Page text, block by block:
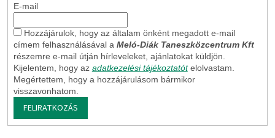
E-mail
Hozzájárulok, hogy az általam önként megadott e-mail
címem felhasználásával a Meló-Diák Taneszközcentrum Kft
részemre e-mail útján hírleveleket, ajánlatokat küldjön.
Kijelentem, hogy az adatkezelési tájékoztatót elolvastam.
Megértettem, hogy a hozzájárulásom bármikor
visszavonhatom.
FELIRATKOZÁS